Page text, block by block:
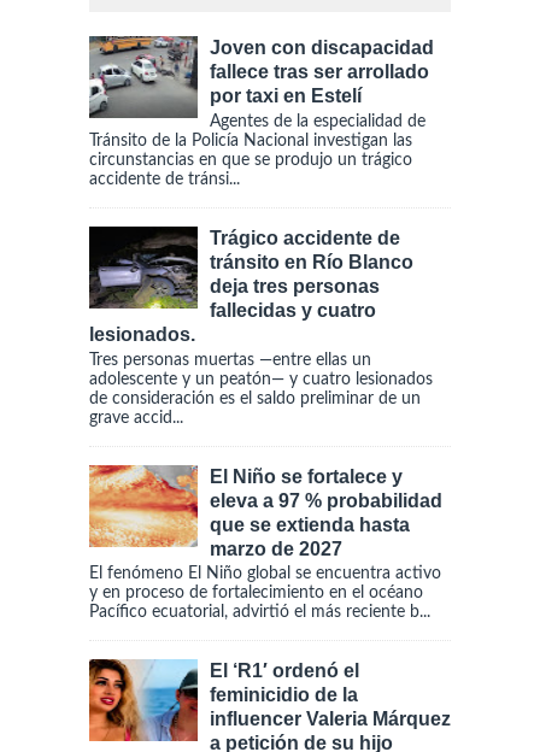
Joven con discapacidad
fallece tras ser arrollado
por taxi en Estelí
Agentes de la especialidad de
Tránsito de la Policía Nacional investigan las
circunstancias en que se produjo un trágico
accidente de tránsi...
Trágico accidente de
tránsito en Río Blanco
deja tres personas
fallecidas y cuatro
lesionados.
Tres personas muertas —entre ellas un
adolescente y un peatón— y cuatro lesionados
de consideración es el saldo preliminar de un
grave accid...
El Niño se fortalece y
eleva a 97 % probabilidad
que se extienda hasta
marzo de 2027
El fenómeno El Niño global se encuentra activo
y en proceso de fortalecimiento en el océano
Pacífico ecuatorial, advirtió el más reciente b...
El ‘R1′ ordenó el
feminicidio de la
influencer Valeria Márquez
a petición de su hijo